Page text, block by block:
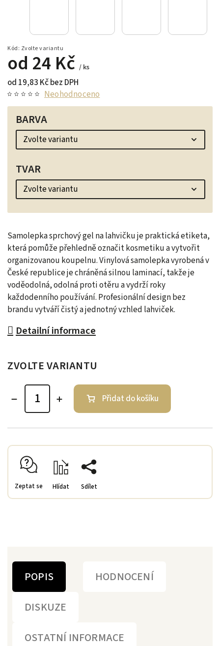
Kód: Zvolte variantu
od 24 Kč / ks
od 19,83 Kčbez DPH
Neohodnoceno
Samolepka sprchový gel na lahvičku je praktická etiketa,
která pomůže přehledně označit kosmetiku a vytvořit
organizovanou koupelnu. Vinylová samolepka vyrobená v
České republice je chráněná silnou laminací, takže je
voděodolná, odolná proti otěru a vydrží roky
každodenního používání. Profesionální design bez
brandu vytváří čistý a jednotný vzhled lahviček.
Detailní informace
BARVA
TVAR
ZVOLTE VARIANTU
Přidat do košíku
Zeptat se Hlídat Sdílet
POPIS
HODNOCENÍ
DISKUZE
OSTATNÍ INFORMACE